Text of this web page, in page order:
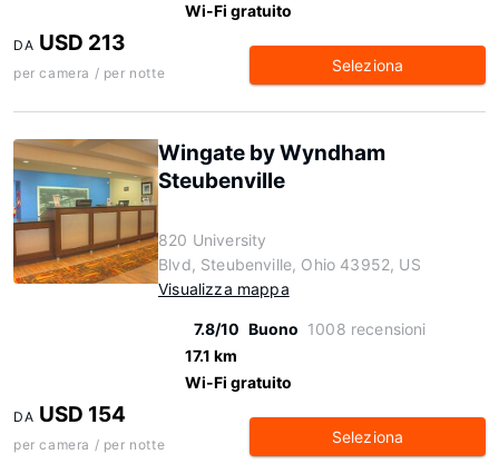
Wi-Fi gratuito
DA USD 213
per camera / per notte Seleziona
Wingate by Wyndham
Steubenville
820 University
Blvd, Steubenville, Ohio 43952, US
Visualizza mappa
7.8/10 Buono 1008 recensioni
17.1 km
Wi-Fi gratuito
DA USD 154
per camera / per notte Seleziona